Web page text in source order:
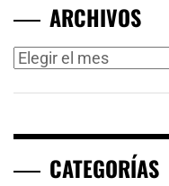
ARCHIVOS
Archivos
CATEGORÍAS